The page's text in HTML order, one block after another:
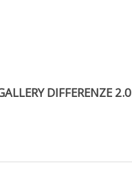
DIFFERENZE 2.0